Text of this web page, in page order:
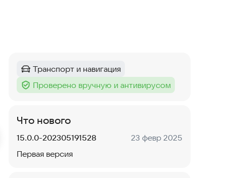
Категория:
Транспорт и навигация
Тег :
Проверено вручную и антивирусом
Что нового
Версия:
15.0.0-202305191528 Дата:
23 февр 2025
Первая версия